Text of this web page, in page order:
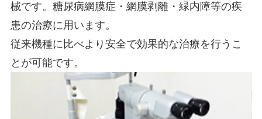
械です。糖尿病網膜症・網膜剥離・緑内障等の疾
患の治療に用います。
従来機種に比べより安全で効果的な治療を行うこ
とが可能です。